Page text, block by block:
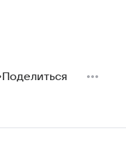
Поделиться